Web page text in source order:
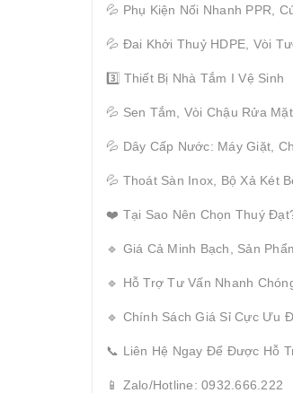
💦 Phụ Kiện Nối Nhanh PPR,
💦 Đai Khởi Thuỷ HDPE, Vòi
3️⃣ Thiết Bị Nhà Tắm I Vệ Sinh
💦 Sen Tắm, Vòi Chậu Rửa
💦 Dây Cấp Nước: Máy Giặt,
💦 Thoát Sàn Inox, Bộ Xả Két
❤️ Tại Sao Nên Chọn Thuý
🔹 Giá Cả Minh Bạch, Sản
🔹 Hỗ Trợ Tư Vấn Nhanh
🔹 Chính Sách Giá Sỉ Cực Ưu
📞 Liên Hệ Ngay Để Được Hỗ
📱 Zalo/Hotline: 0932.666.222